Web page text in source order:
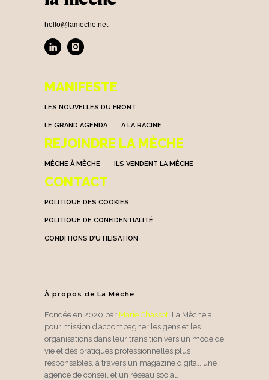
hello@lameche.net
MANIFESTE
LES NOUVELLES DU FRONT
LE GRAND AGENDA A LA RACINE
REJOINDRE LA MÈCHE
MÈCHE À MÈCHE ILS VENDENT LA MÈCHE
CONTACT
POLITIQUE DES COOKIES
POLITIQUE DE CONFIDENTIALITÉ
CONDITIONS D’UTILISATION
À propos de La Mèche
Fondée en 2020 par Marie Chassot, La Mèche a
pour mission d’accompagner les gens et les
organisations dans leur transition vers un mode de
vie et des pratiques professionnelles plus
responsables, à travers un magazine digital, une
agence de conseil et un réseau social.